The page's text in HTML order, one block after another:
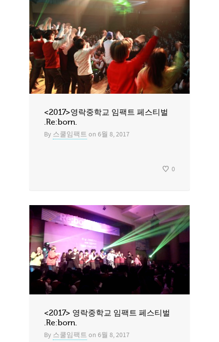
<2017>영락중학교 임팩트 페스티벌
.Re:born.
By 스쿨임팩트 on 6월 8, 2017
0
<2017> 영락중학교 임팩트 페스티벌
.Re:born.
By 스쿨임팩트 on 6월 8, 2017